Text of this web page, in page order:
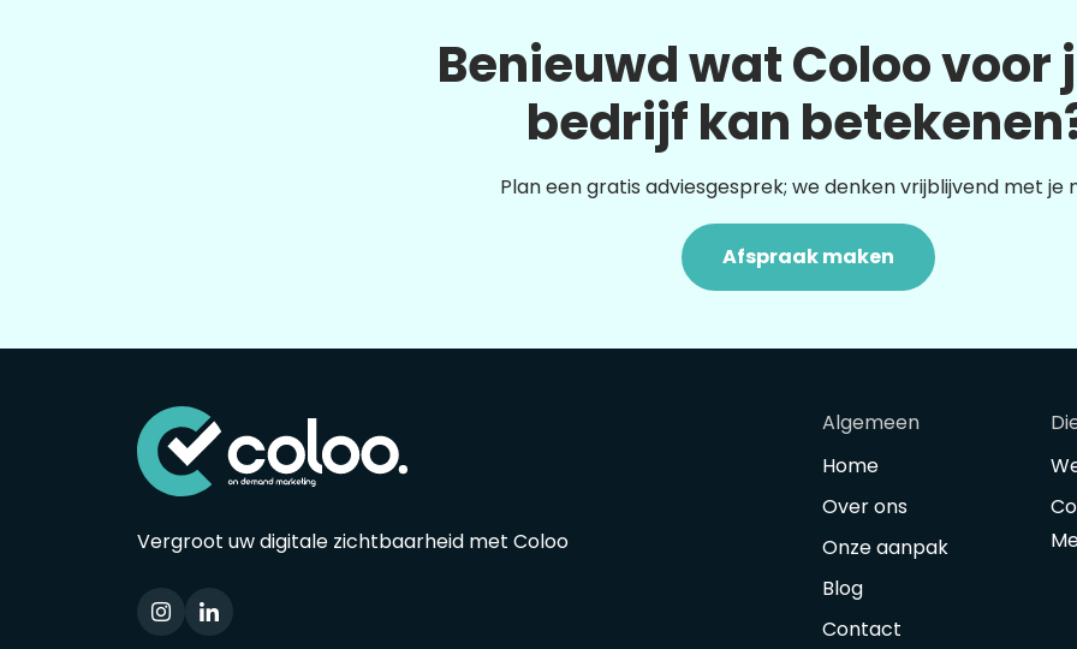
Benieuwd wat Coloo voor
bedrijf kan
Plan een gratis adviesgesprek; we denken vrijblijvend met je
Afspraak maken
Vergroot uw digitale zichtbaarheid met Coloo
Algemeen
Home
Over ons
Onze aanpak
Blog
Contact